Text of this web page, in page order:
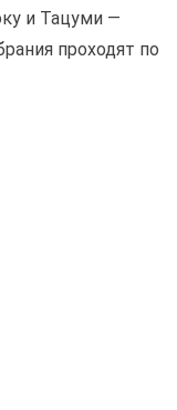
и Тацуми —
проходят по